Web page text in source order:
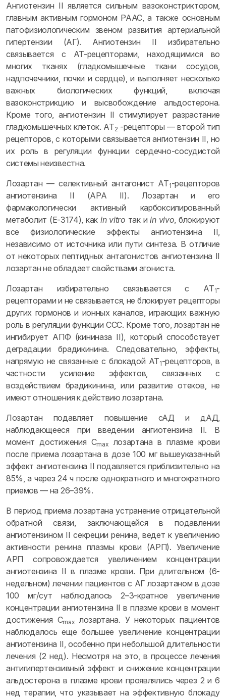
Ангиотензин II является сильным вазоконстриктором,
главным активным гормоном РААС, а также основным
патофизиологическим звеном развития артериальной
гипертензии (АГ). Ангиотензин II избирательно
связывается с AT-рецепторами, находящимися во
многих тканях (гладкомышечные ткани сосудов,
надпочечники, почки и сердце), и выполняет несколько
важных биологических функций, включая
вазоконстрикцию и высвобождение альдостерона.
Кроме того, ангиотензин II стимулирует разрастание
гладкомышечных клеток. AT2 -рецепторы — второй тип
рецепторов, с которыми связывается ангиотензин II, но
их роль в регуляции функции сердечно-сосудистой
системы неизвестна.
Лозартан — селективный антагонист АТ1-рецепторов
ангиотензина II (АРА II). Лозартан и его
фармакологически активный карбоксилированный
метаболит (Е-3174), какin vitro так иin vivo, блокируют
все физиологические эффекты ангиотензина II,
независимо от источника или пути синтеза. В отличие
от некоторых пептидных антагонистов ангиотензина II
лозартан не обладает свойствами агониста.
Лозартан избирательно связывается с AT1-
рецепторами и не связывается, не блокирует рецепторы
других гормонов и ионных каналов, играющих важную
роль в регуляции функции ССС. Кроме того, лозартан не
ингибирует АПФ (кининаза II), который способствует
деградации брадикинина. Следовательно, эффекты,
напрямую не связанные с блокадой АТ1-рецепторов, в
частности усиление эффектов, связанных с
воздействием брадикинина, или развитие отеков, не
имеют отношения к действию лозартана.
Лозартан подавляет повышение сАД и дАД,
наблюдающееся при введении ангиотензина II. В
момент достижения Cmax
лозартана в плазме крови
после приема лозартана в дозе 100 мг вышеуказанный
эффект ангиотензина II подавляется приблизительно на
85%, а через 24 ч после однократного и многократного
приемов — на 26–39%.
В период приема лозартана устранение отрицательной
обратной связи, заключающейся в подавлении
ангиотензином II секреции ренина, ведет к увеличению
активности ренина плазмы крови (АРП). Увеличение
АРП сопровождается увеличением концентрации
ангиотензина II в плазме крови. При длительном (6-
недельном) лечении пациентов с АГ лозартаном в дозе
100 мг/сут наблюдалось 2–3-кратное увеличение
концентрации ангиотензина II в плазме крови в момент
достижения Сmах лозартана. У некоторых пациентов
наблюдалось еще большее увеличение концентрации
ангиотензина II, особенно при небольшой длительности
лечения (2 нед). Несмотря на это, в процессе лечения
антигипертензивный эффект и снижение концентрации
альдостерона в плазме крови проявлялись через 2 и 6
нед терапии, что указывает на эффективную блокаду